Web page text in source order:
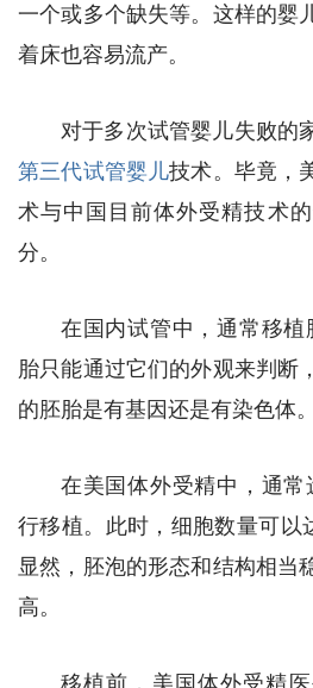
一个或多个缺失等。这样的婴
着床也容易流产。
对于多次试管婴儿失败的
第三代试管婴儿技术。毕竟，
术与中国目前体外受精技术
分。
在国内试管中，通常移
胎只能通过它们的外观来判断
的胚胎是有基因还是有染色体。
在美国体外受精中，通
行移植。此时，细胞数量可以
显然，胚泡的形态和结构相当
高。
移植前，美国体外受精